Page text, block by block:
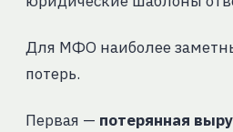
Для МФО наиболее
потерь.
Первая — потерянная